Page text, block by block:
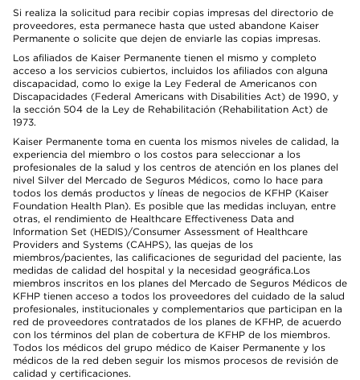
Si realiza la solicitud para recibir copias impresas del directorio de
proveedores, esta permanece hasta que usted abandone Kaiser
Permanente o solicite que dejen de enviarle las copias impresas.
Los afiliados de Kaiser Permanente tienen el mismo y completo
acceso a los servicios cubiertos, incluidos los afiliados con alguna
discapacidad, como lo exige la Ley Federal de Americanos con
Discapacidades (Federal Americans with Disabilities Act) de 1990, y
la sección 504 de la Ley de Rehabilitación (Rehabilitation Act) de
1973.
Kaiser Permanente toma en cuenta los mismos niveles de calidad, la
experiencia del miembro o los costos para seleccionar a los
profesionales de la salud y los centros de atención en los planes del
nivel Silver del Mercado de Seguros Médicos, como lo hace para
todos los demás productos y líneas de negocios de KFHP (Kaiser
Foundation Health Plan). Es posible que las medidas incluyan, entre
otras, el rendimiento de Healthcare Effectiveness Data and
Information Set (HEDIS)/Consumer Assessment of Healthcare
Providers and Systems (CAHPS), las quejas de los
miembros/pacientes, las calificaciones de seguridad del paciente, las
medidas de calidad del hospital y la necesidad geográfica.Los
miembros inscritos en los planes del Mercado de Seguros Médicos de
KFHP tienen acceso a todos los proveedores del cuidado de la salud
profesionales, institucionales y complementarios que participan en la
red de proveedores contratados de los planes de KFHP, de acuerdo
con los términos del plan de cobertura de KFHP de los miembros.
Todos los médicos del grupo médico de Kaiser Permanente y los
médicos de la red deben seguir los mismos procesos de revisión de
calidad y certificaciones.